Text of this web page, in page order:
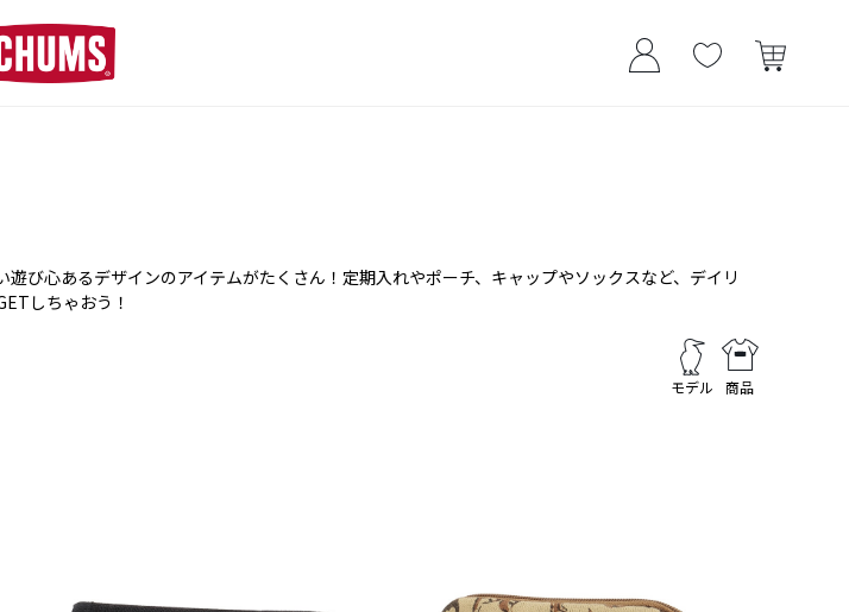
休業のお知らせ■
び心あるデザインのアイテムがたくさん！定期入れやポーチ、キャップやソックスなど、デイリ
しちゃおう！
モデル 商品